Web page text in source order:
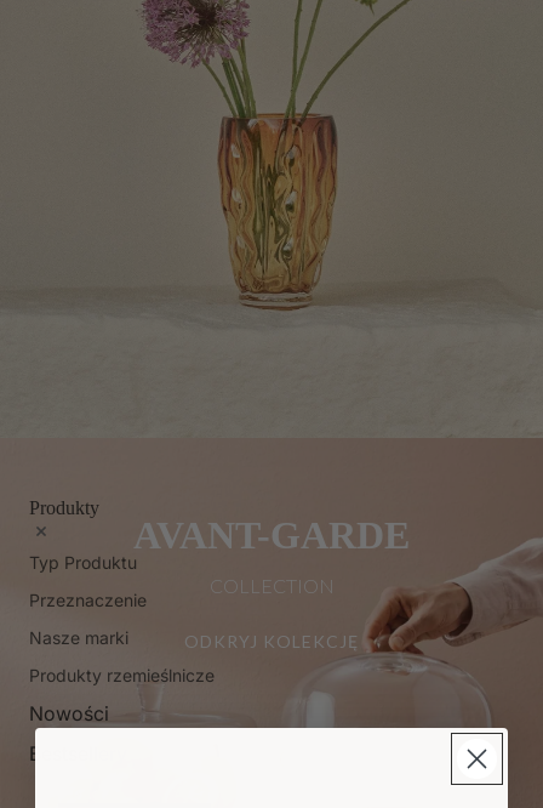
Produkty
Typ Produktu
Przeznaczenie
Nasze marki
Produkty rzemieślnicze
Nowości
Bestsellery
AVANT-GARDE
COLLECTION
ODKRYJ KOLEKCJĘ